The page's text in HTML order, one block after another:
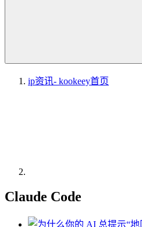
ip资讯- kookeey首页
Claude Code